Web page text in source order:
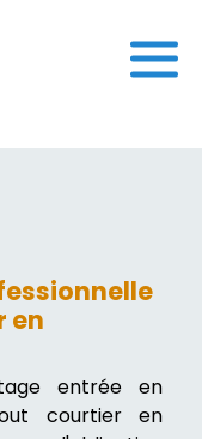
en
entrée en
courtier en